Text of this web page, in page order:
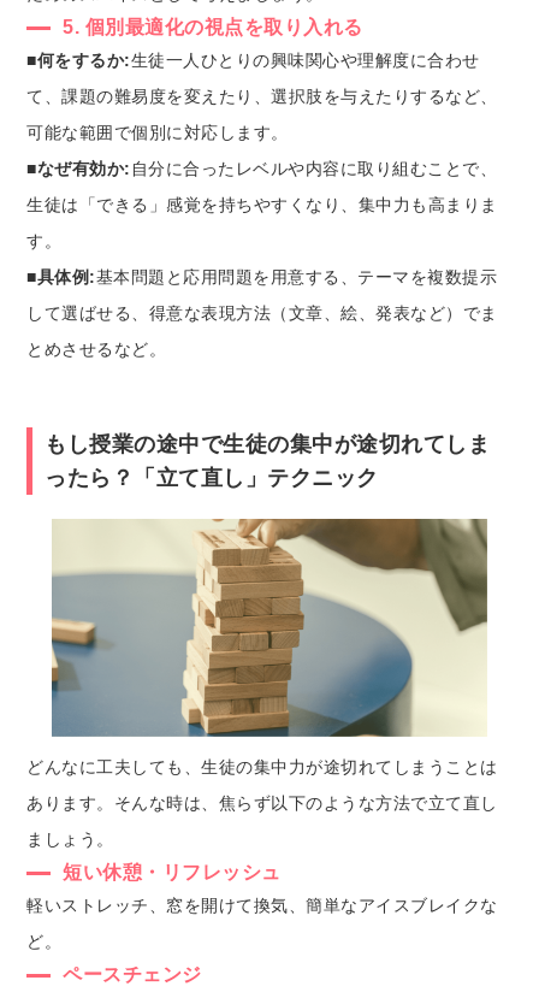
5. 個別最適化の視点を取り入れる
■何をするか:生徒一人ひとりの興味関心や理解度に合わせ
て、課題の難易度を変えたり、選択肢を与えたりするなど、
可能な範囲で個別に対応します。
■なぜ有効か: 自分に合ったレベルや内容に取り組むことで、
生徒は「できる」感覚を持ちやすくなり、集中力も高まりま
す。
■具体例:基本問題と応用問題を用意する、テーマを複数提示
して選ばせる、得意な表現方法（文章、絵、発表など）でま
とめさせるなど。
もし授業の途中で生徒の集中が途切れてしま
ったら？「立て直し」テクニック
どんなに工夫しても、生徒の集中力が途切れてしまうことは
あります。そんな時は、焦らず以下のような方法で立て直し
ましょう。
短い休憩・リフレッシュ
軽いストレッチ、窓を開けて換気、簡単なアイスブレイクな
ど。
ペースチェンジ